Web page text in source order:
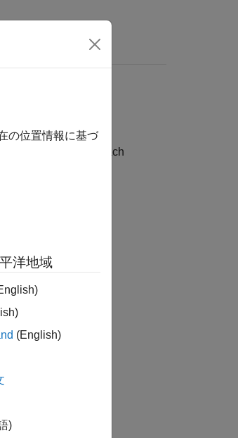
by protocol. Each
の位置情報に基づ
洋地域
(English)
)